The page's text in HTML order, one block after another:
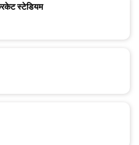
स्टेडियम